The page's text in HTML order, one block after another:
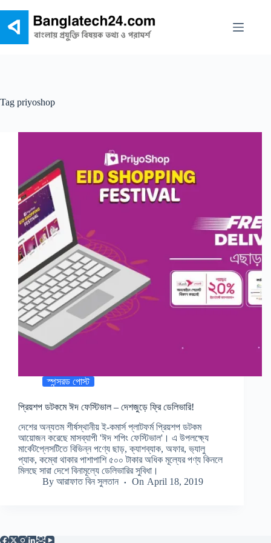
content
Tag priyoshop
স্পন্সরড পোস্ট
প্রিয়শপ ডটকমে ঈদ ফেস্টিভাল – দেশজুড়ে ফ্রি ডেলিভারি!
দেশের অন্যতম শীর্ষস্থানীয় ই-কমার্স প্লাটফর্ম প্রিয়শপ ডটকম
আয়োজন করেছে মাসব্যাপী 'ঈদ শপিং ফেস্টিভাল'। এ উপলক্ষ্যে
মার্কেটপ্লেসটিতে বিভিন্ন পণ্যে ছাড়, ক্যাশব্যাক, অফার, ভ‍্যালু
প্যাক, কম্বো থাকার পাশাপাশি ৫০০ টাকার অধিক মূল্যের পণ্য কিনলে
মিলছে সারা দেশে বিনামূল্যে ডেলিভারির সুবিধা।
By আরাফাত বিন সুলতান On April 18, 2019